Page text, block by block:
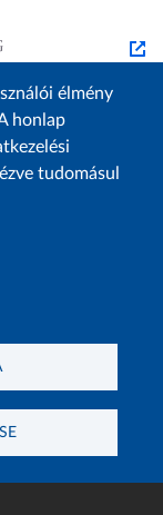
élmény
honlap
tudomásul